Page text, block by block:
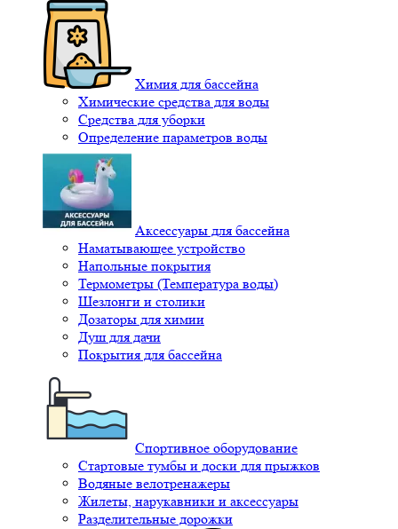
Химия для бассейна
Химические средства для воды
Средства для уборки
Определение параметров воды
Аксессуары для бассейна
Наматывающее устройство
Напольные покрытия
Термометры (Температура воды)
Шезлонги и столики
Дозаторы для химии
Душ для дачи
Покрытия для бассейна
Спортивное оборудование
Стартовые тумбы и доски для прыжков
Водяные велотренажеры
Жилеты, нарукавники и аксессуары
Разделительные дорожки